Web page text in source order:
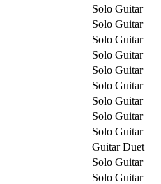
Solo Guitar
Solo Guitar
Solo Guitar
Solo Guitar
Solo Guitar
Solo Guitar
Solo Guitar
Solo Guitar
Solo Guitar
Guitar Duet
Solo Guitar
Solo Guitar